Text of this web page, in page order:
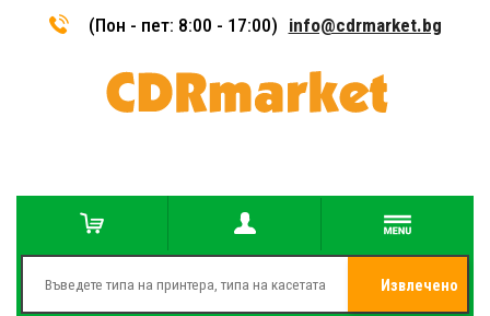
(Пон - пет: 8:00 - 17:00) info@cdrmarket.bg
Извлечено